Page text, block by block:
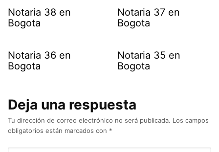
Notaria 38 en
Bogota
Notaria 37 en
Bogota
Notaria 36 en
Bogota
Notaria 35 en
Bogota
Deja una respuesta
Tu dirección de correo electrónico no será publicada. Los campos
obligatorios están marcados con *